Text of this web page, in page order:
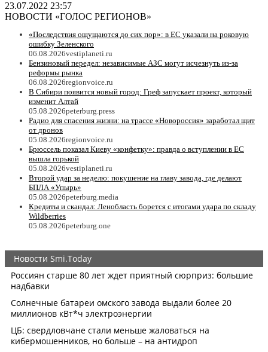
23.07.2022 23:57
НОВОСТИ «ГОЛОС РЕГИОНОВ»
«Последствия ощущаются до сих пор»: в ЕС указали на роковую
ошибку Зеленского
06.08.2026vestiplaneti.ru
Бензиновый передел: независимые АЗС могут исчезнуть из-за
реформы рынка
06.08.2026regionvoice.ru
В Сибири появится новый город: Греф запускает проект, который
изменит Алтай
05.08.2026peterburg.press
Радио для спасения жизни: на трассе «Новороссия» заработал щит
от дронов
05.08.2026regionvoice.ru
Брюссель показал Киеву «конфетку»: правда о вступлении в ЕС
вышла горькой
05.08.2026vestiplaneti.ru
Второй удар за неделю: покушение на главу завода, где делают
БПЛА «Упырь»
05.08.2026peterburg.media
Кредиты и скандал: Ленобласть борется с итогами удара по складу
Wildberries
05.08.2026peterburg.one